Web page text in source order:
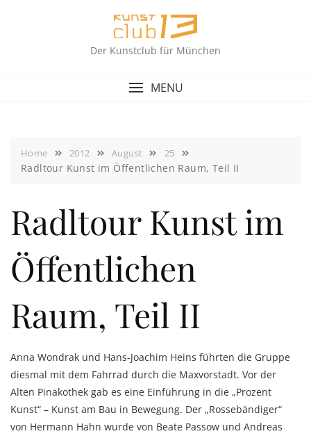
Der Kunstclub für München
MENU
Home 2012 August 25
Radltour Kunst im Öffentlichen Raum, Teil II
Radltour Kunst im
Öffentlichen
Raum, Teil II
Anna Wondrak und Hans-Joachim Heins führten die Gruppe
diesmal mit dem Fahrrad durch die Maxvorstadt. Vor der
Alten Pinakothek gab es eine Einführung in die „Prozent
Kunst“ – Kunst am Bau in Bewegung. Der „Rossebändiger“
von Hermann Hahn wurde von Beate Passow und Andreas